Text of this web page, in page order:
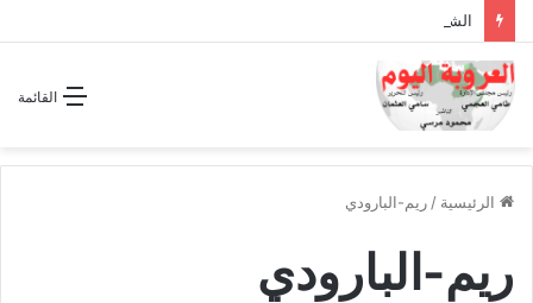
القائمة
الرئيسية / ريم-البارودي
ريم-البارودي